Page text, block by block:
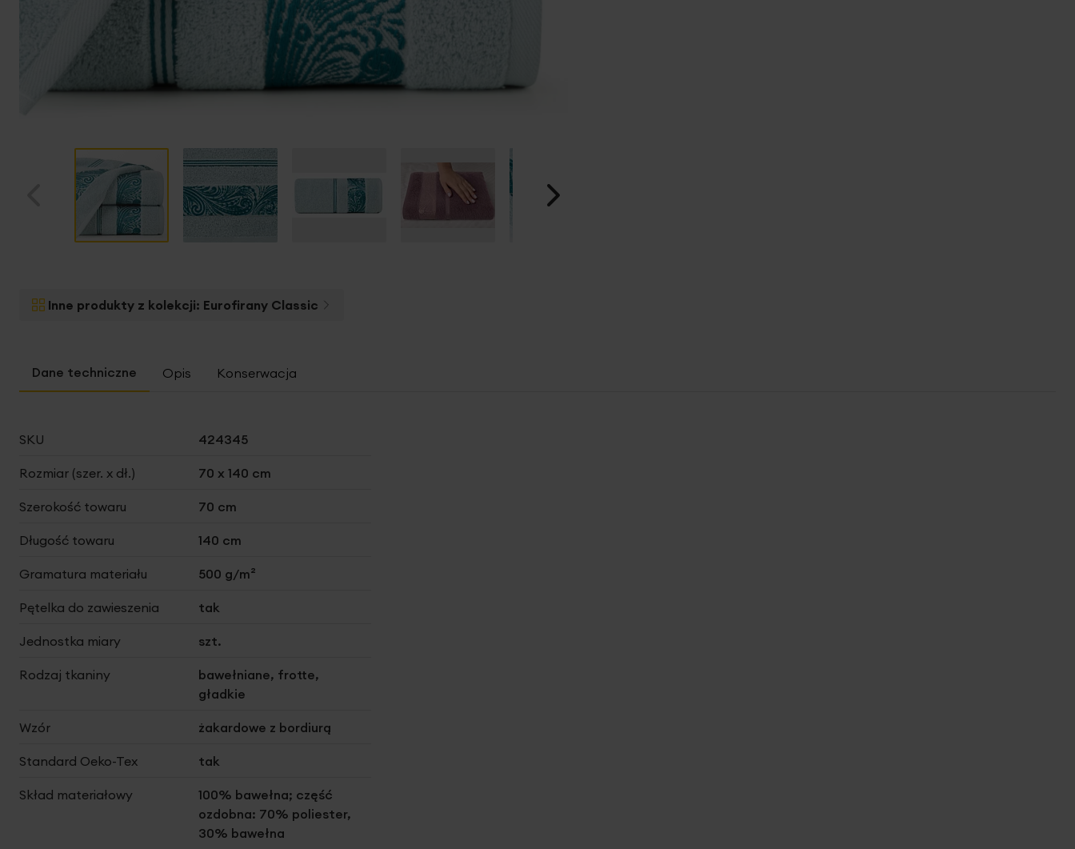
początek
galerii
Inne produkty z kolekcji: Eurofirany Classic
Opis Konserwacja
Więcej
SKU 424345
Rozmiar (szer. x dł.) 70 x 140 cm
Szerokość towaru 70 cm
Długość towaru 140 cm
Gramatura materiału 500 g/m²
Pętelka do zawieszenia tak
Jednostka miary szt.
Rodzaj tkaniny
bawełniane, frotte,
gładkie
Wzór żakardowe z bordiurą
Standard Oeko-Tex tak
Skład materiałowy
100% bawełna; część
ozdobna: 70% poliester,
30% bawełna